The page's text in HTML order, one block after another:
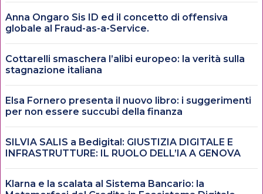
Anna Ongaro Sis ID ed il concetto di offensiva
globale al Fraud-as-a-Service.
Cottarelli smaschera l’alibi europeo: la verità sulla
stagnazione italiana
Elsa Fornero presenta il nuovo libro: i suggerimenti
per non essere succubi della finanza
SILVIA SALIS a Bedigital: GIUSTIZIA DIGITALE E
INFRASTRUTTURE: IL RUOLO DELL’IA A GENOVA
Klarna e la scalata al Sistema Bancario: la